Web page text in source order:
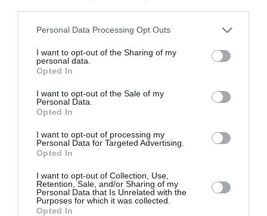
Personal Data Processing Opt Outs
I want to opt-out of the Sharing of my
personal data.
Opted In
I want to opt-out of the Sale of my
Personal Data.
Opted In
I want to opt-out of processing my
Personal Data for Targeted Advertising.
Opted In
I want to opt-out of Collection, Use,
Retention, Sale, and/or Sharing of my
Personal Data that Is Unrelated with the
Purposes for which it was collected.
Opted In
@ Bercée trop près du mur: il reste toujours de la place en F
pour ceux faisant la différence.
RÉPONDRE
CecildeMillea commenté :
11 novembre 2022 - 12 h 11
Au de la video, elle est simplement folle et sa place est en
institution spécialisée, pas en tôle. Cela explique qu’elle se
présente à l’enregistrement avec un passeport périmé, ce
qui, sans sa pathologie présumée, serait incompréhensible.
RÉPONDRE